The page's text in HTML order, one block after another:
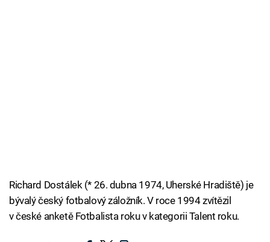
Richard Dostálek (* 26. dubna 1974, Uherské Hradiště) je
bývalý český fotbalový záložník. V roce 1994 zvítězil
v české anketě Fotbalista roku v kategorii Talent roku.